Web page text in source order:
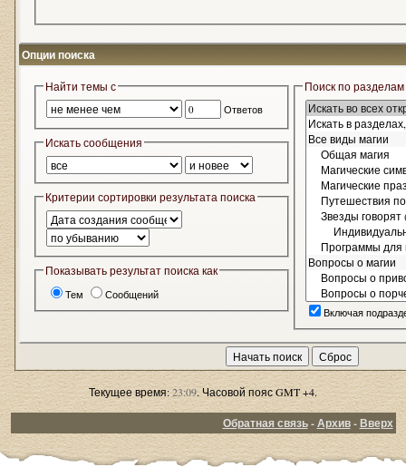
Опции поиска
Найти темы с
Ответов
Искать сообщения
Критерии сортировки результата поиска
Показывать результат поиска как
Тем Сообщений
Поиск по разделам
Включая
Текущее время:23:09. Часовой пояс GMT +4.
Обратная связь-Архив-Вверх